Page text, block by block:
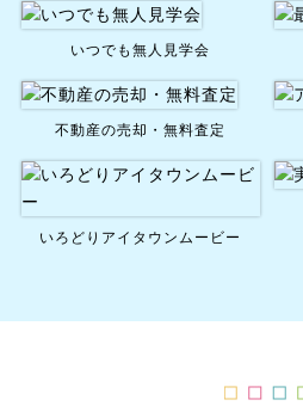
いつでも無人見学会
不動産の売却・無料査定
いろどりアイタウンムービー